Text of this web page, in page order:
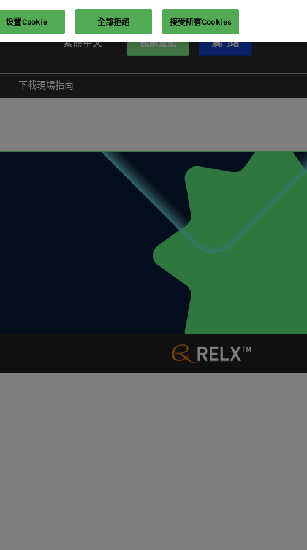
繁體中文
繁體中文
觀衆登記 澳門站
下載現場指南
设置Cookie 全部拒絕 接受所有Cookies